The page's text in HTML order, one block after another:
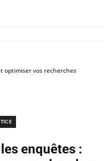
optimiser vos recherches
enquêtes :